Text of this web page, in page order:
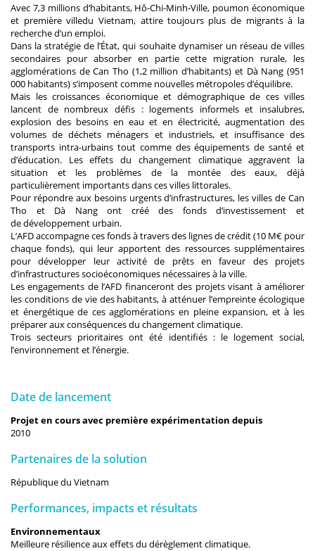
Avec 7,3 millions d’habitants, Hô-Chi-Minh-Ville, poumon économique
et première villedu Vietnam, attire toujours plus de migrants à la
recherche d’un emploi.
Dans la stratégie de l’État, qui souhaite dynamiser un réseau de villes
secondaires pour absorber en partie cette migration rurale, les
agglomérations de Can Tho (1,2 million d’habitants) et Dà Nang (951
000 habitants) s’imposent comme nouvelles métropoles d’équilibre.
Mais les croissances économique et démographique de ces villes
lancent de nombreux défis : logements informels et insalubres,
explosion des besoins en eau et en électricité, augmentation des
volumes de déchets ménagers et industriels, et insuffisance des
transports intra-urbains tout comme des équipements de santé et
d’éducation. Les effets du changement climatique aggravent la
situation et les problèmes de la montée des eaux, déjà
particulièrement importants dans ces villes littorales.
Pour répondre aux besoins urgents d’infrastructures, les villes de Can
Tho et Dà Nang ont créé des fonds d’investissement et
de développement urbain.
L’AFD accompagne ces fonds à travers des lignes de crédit (10 M€ pour
chaque fonds), qui leur apportent des ressources supplémentaires
pour développer leur activité de prêts en faveur des projets
d’infrastructures socioéconomiques nécessaires à la ville.
Les engagements de l’AFD financeront des projets visant à améliorer
les conditions de vie des habitants, à atténuer l’empreinte écologique
et énergétique de ces agglomérations en pleine expansion, et à les
préparer aux conséquences du changement climatique.
Trois secteurs prioritaires ont été identifiés : le logement social,
l’environnement et l’énergie.
Date de lancement
Projet en cours avec première expérimentation depuis
2010
Partenaires de la solution
République du Vietnam
Performances, impacts et résultats
Environnementaux
Meilleure résilience aux effets du dérèglement climatique.